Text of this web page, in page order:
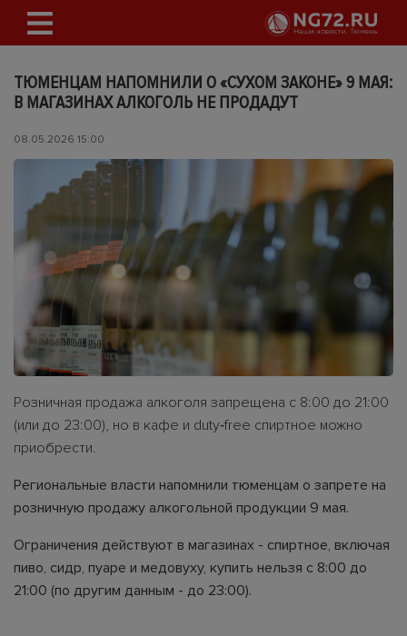
ТЮМЕНЦАМ НАПОМНИЛИ О «СУХОМ ЗАКОНЕ» 9 МАЯ:
В МАГАЗИНАХ АЛКОГОЛЬ НЕ ПРОДАДУТ
08.05.2026 15:00
Розничная продажа алкоголя запрещена с 8:00 до 21:00
(или до 23:00), но в кафе и duty‑free спиртное можно
приобрести.
Региональные власти напомнили тюменцам о запрете на
розничную продажу алкогольной продукции 9 мая.
Ограничения действуют в магазинах - спиртное, включая
пиво, сидр, пуаре и медовуху, купить нельзя с 8:00 до
21:00 (по другим данным - до 23:00).